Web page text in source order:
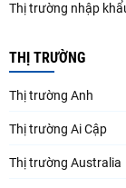
Thị trường nhập
THỊ TRƯỜNG
Thị trường Anh
Thị trường Ai Cập
Thị trường Australia